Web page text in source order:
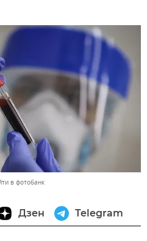
в фотобанк
Дзен Telegram